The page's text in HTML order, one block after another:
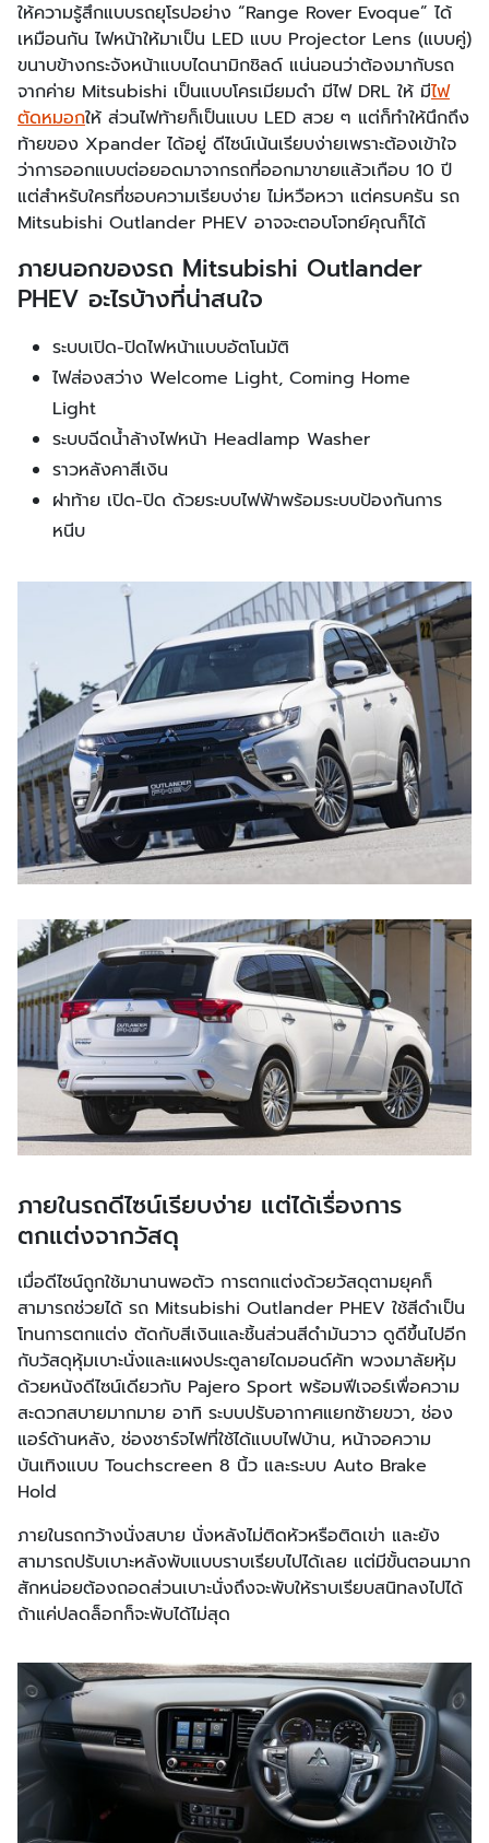
ให้ความรู้สึกแบบรถยุโรปอย่าง “Range Rover Evoque” ได้
เหมือนกัน ไฟหน้าให้มาเป็น LED แบบ Projector Lens (แบบคู่)
ขนาบข้างกระจังหน้าแบบไดนามิกชิลด์ แน่นอนว่าต้องมากับรถ
จากค่าย Mitsubishi เป็นแบบโครเมียมดำ มีไฟ DRL ให้ มีไฟ
ตัดหมอกให้ ส่วนไฟท้ายก็เป็นแบบ LED สวย ๆ แต่ก็ทำให้นึกถึง
ท้ายของ Xpander ได้อยู่ ดีไซน์เน้นเรียบง่ายเพราะต้องเข้าใจ
ว่าการออกแบบต่อยอดมาจากรถที่ออกมาขายแล้วเกือบ 10 ปี
แต่สำหรับใครที่ชอบความเรียบง่าย ไม่หวือหวา แต่ครบครัน รถ
Mitsubishi Outlander PHEV อาจจะตอบโจทย์คุณก็ได้
ภายนอกของรถ Mitsubishi Outlander
PHEV อะไรบ้างที่น่าสนใจ
ระบบเปิด-ปิดไฟหน้าแบบอัตโนมัติ
ไฟส่องสว่าง Welcome Light, Coming Home
Light
ระบบฉีดน้ำล้างไฟหน้า Headlamp Washer
ราวหลังคาสีเงิน
ฝาท้าย เปิด-ปิด ด้วยระบบไฟฟ้าพร้อมระบบป้องกันการ
หนีบ
ภายในรถดีไซน์เรียบง่าย แต่ได้เรื่องการ
ตกแต่งจากวัสดุ
เมื่อดีไซน์ถูกใช้มานานพอตัว การตกแต่งด้วยวัสดุตามยุคก็
สามารถช่วยได้ รถ Mitsubishi Outlander PHEV ใช้สีดำเป็น
โทนการตกแต่ง ตัดกับสีเงินและชิ้นส่วนสีดำมันวาว ดูดีขึ้นไปอีก
กับวัสดุหุ้มเบาะนั่งและแผงประตูลายไดมอนด์คัท พวงมาลัยหุ้ม
ด้วยหนังดีไซน์เดียวกับ Pajero Sport พร้อมฟีเจอร์เพื่อความ
สะดวกสบายมากมาย อาทิ ระบบปรับอากาศแยกซ้ายขวา, ช่อง
แอร์ด้านหลัง, ช่องชาร์จไฟที่ใช้ได้แบบไฟบ้าน, หน้าจอความ
บันเทิงแบบ Touchscreen 8 นิ้ว และระบบ Auto Brake
Hold
ภายในรถกว้างนั่งสบาย นั่งหลังไม่ติดหัวหรือติดเข่า และยัง
สามารถปรับเบาะหลังพับแบบราบเรียบไปได้เลย แต่มีขั้นตอนมาก
สักหน่อยต้องถอดส่วนเบาะนั่งถึงจะพับให้ราบเรียบสนิทลงไปได้
ถ้าแค่ปลดล็อกก็จะพับได้ไม่สุด